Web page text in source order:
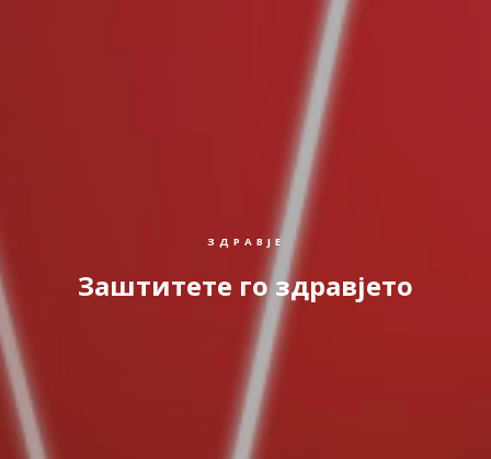
ЗДРАВЈЕ
Заштитете го здравјето